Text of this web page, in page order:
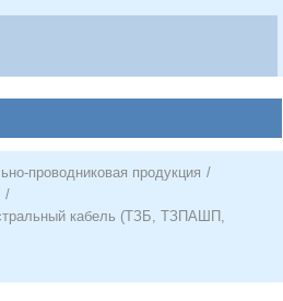
проводниковая продукция /
/
кабель (ТЗБ, ТЗПАШП,